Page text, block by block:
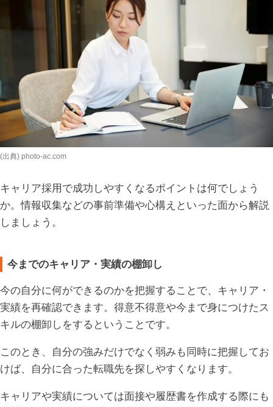
(出典) photo-ac.com
キャリア採用で成功しやすくなるポイントは何でしょう
か。情報収集などの事前準備や心構えといった面から解説
しましょう。
今までのキャリア・実績の棚卸し
今の自分に何ができるのかを把握することで、キャリア・
実績を再確認できます。得意不得意や今まで身につけたス
キルの棚卸しをするということです。
このとき、自分の強みだけでなく弱みも同時に把握してお
けば、自分に合った転職先を探しやすくなります。
キャリアや実績については面接や履歴書を作成する際にも